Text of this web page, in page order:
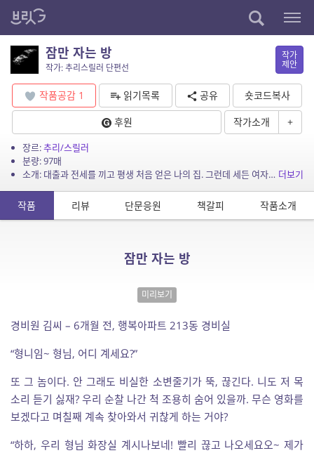
잠만 자는 방
작가: 추리스릴러 단편선
작가
제안
작품공감 1 읽기목록 공유
숏코드복사
후원
작가소개 +
장르:추리/스릴러
분량: 97매
소개: 대출과 전세를 끼고 평생 처음 얻은 나의 집. 그런데 세든 여자가 집을 더럽히고 있다! 더보기
작품 리뷰 단문응원 책갈피 작품소개
잠만 자는 방
미리보기
경비원 김씨 – 6개월 전, 행복아파트 213동 경비실
“형니임~ 형님, 어디 계세요?”
또 그 놈이다. 안 그래도 비실한 소변줄기가 뚝, 끊긴다. 니도 저 목
소리 듣기 싫재? 우리 순찰 나간 척 조용히 숨어 있을까. 무슨 영화를
보겠다고 며칠째 계속 찾아와서 귀찮게 하는 거야?
“하하, 우리 형님 화장실 계시나보네! 빨리 끊고 나오세요오~ 제가